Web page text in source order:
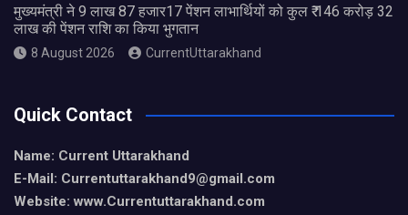
मुख्यमंत्री ने 9 लाख 87 हजार17 पेंशन लाभार्थियों को कुल ₹ 146 करोड़ 32
लाख की पेंशन राशि का किया भुगतान
8 August 2026 CurrentUttarakhand
Quick Contact
Name: Current Uttarakhand
E-Mail: Currentuttarakhand9@gmail.com
Website: www.Currentuttarakhand.com